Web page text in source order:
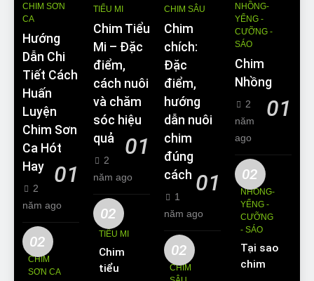
CHIM SƠN
CA
Hướng
Dẫn Chi
Tiết Cách
Huấn
Luyện
Chim Sơn
Ca Hót
Hay
01
2
năm ago
02
CHIM
SƠN CA
TIỂU MI
Chim Tiểu
Mi – Đặc
điểm,
cách nuôi
và chăm
sóc hiệu
quả
01
2
năm ago
02
TIỂU MI
Chim
tiểu mi
CHIM SÂU
Chim
chích:
Đặc
điểm,
hướng
dẫn nuôi
chim
đúng
cách 01
1
năm ago
02
CHIM
NHỒNG-
YỂNG -
CƯỠNG -
SÁO
Chim
Nhồng
01
2
năm
ago
02
NHỒNG-
YỂNG -
CƯỠNG
- SÁO
Tại sao
chim